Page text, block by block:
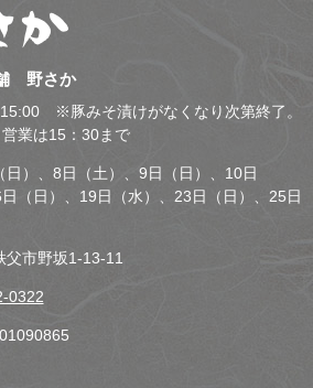
舗 野
野さか
※豚みそ漬けがなくなり次第終了。
業は15：30まで
）、8日（土）、9日（日）、10日
（日）、19日（水）、23日（日）、25日
市野坂1-13-11
0322